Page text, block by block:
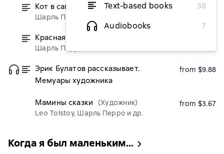
Text-based books
38
Audiobooks
7
Кот в сапогах
(Художник)
Шарль Перро
from $3.06
Красная Шапочка
Шарль Перро
Эрик Булатов рассказывает.
Мемуары художника
from $9.88
Мамины сказки
(Художник)
Leo Tolstoy, Шарль Перро и др.
from $3.67
Когда я был маленьким…